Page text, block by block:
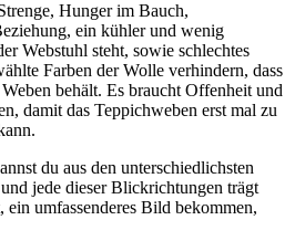
Hunger im Bauch,
ein kühler und wenig
Webstuhl steht, sowie schlechtes
Farben der Wolle verhindern, dass
behält. Es braucht Offenheit und
damit das Teppichweben erst mal zu
du aus den unterschiedlichsten
jede dieser Blickrichtungen trägt
umfassenderes Bild bekommen,